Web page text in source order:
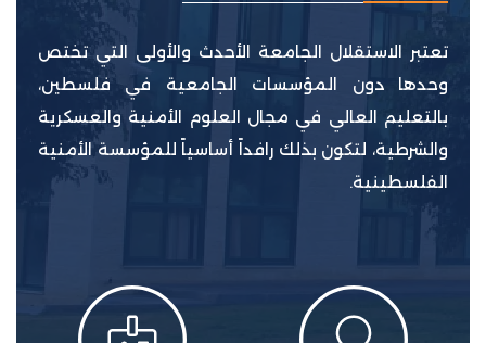
تعتبر الاستقلال الجامعة الأحدث والأولى التي تختص
وحدها دون المؤسسات الجامعية في فلسطين،
بالتعليم العالي في مجال العلوم الأمنية والعسكرية
والشرطية، لتكون بذلك رافداً أساسياً للمؤسسة الأمنية
الفلسطينية.